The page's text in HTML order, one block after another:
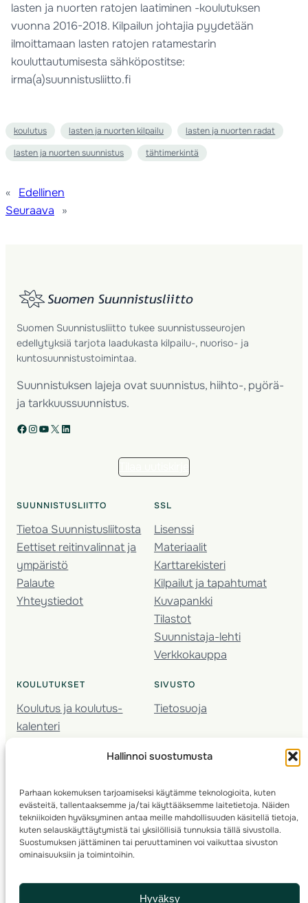
Hallinnoi suostumusta
Parhaan kokemuksen tarjoamiseksi käytämme teknologioita, kuten
evästeitä, tallentaaksemme ja/tai käyttääksemme laitetietoja. Näiden
tekniikoiden hyväksyminen antaa meille mahdollisuuden käsitellä tietoja,
kuten selauskäyttäytymistä tai yksilöllisiä tunnuksia tällä sivustolla.
Suostumuksen jättäminen tai peruuttaminen voi vaikuttaa sivuston
ominaisuuksiin ja toimintoihin.
Hyväksy
lasten ja nuorten ratojen laatiminen -koulutuksen
vuonna 2016-2018. Kilpailun johtajia pyydetään
ilmoittamaan lasten ratojen ratamestarin
kouluttautumisesta sähköpostitse:
irma(a)suunnistusliitto.fi
koulutus lasten ja nuorten kilpailu lasten ja nuorten radat
lasten ja nuorten suunnistus tähtimerkintä
«
Edellinen
Seuraava
»
Suomen Suunnistusliitto tukee suunnistusseurojen
edellytyksiä tarjota laadukasta kilpailu-, nuoriso- ja
kuntosuunnistustoimintaa.
Suunnistuksen lajeja ovat suunnistus, hiihto-, pyörä-
ja tarkkuussuunnistus.
Facebook Instagram YouTube X LinkedIn
SUUNNISTUSLIITTO
Tietoa Suunnistusliitosta
Eettiset reitinvalinnat ja
ympäristö
Palaute
Yhteystiedot
SSL
Lisenssi
Materiaalit
Karttarekisteri
Kilpailut ja tapahtumat
Kuvapankki
Tilastot
Suunnistaja-lehti
Verkkokauppa
KOULUTUKSET
Koulutus ja koulutus­
kalenteri
Seura­kehittäminen
Kartoitus
Ratamestari
SIVUSTO
Tietosuoja
© 2025 ·Suomen Suunnistusliitto· Valimotie 10, 00380 Helsinki, Finland
info(a)suunnistusliitto.fi,Rastilipun asiat: rastilippu(a)suunnistusliitto.fi